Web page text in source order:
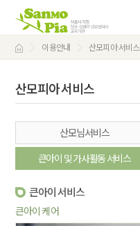
이용안내 산모피아 서비스
산모피아 서비스
산모님서비스
큰아이 및 가사활동 서비스
큰아이 서비스
큰아이 케어